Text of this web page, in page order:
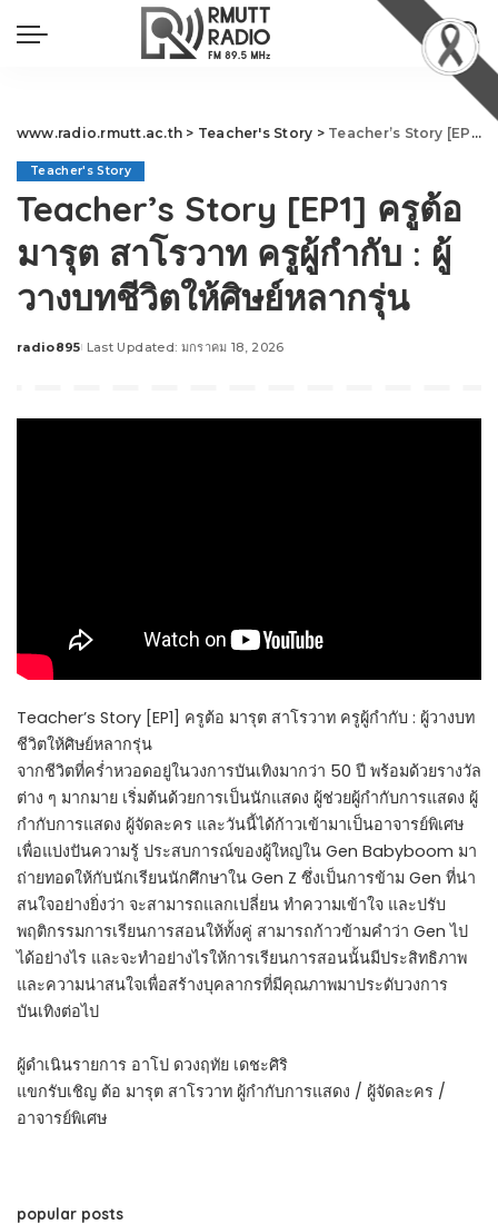
www.radio.rmutt.ac.th > Teacher's Story > Teacher’s Story [EP1] ครูต้อ มารุต สาโรวาท ครูผู้กำกับ : ผู้วางบทชีวิตให้ศิษย์หลากรุ่น
Teacher's Story
Teacher’s Story [EP1] ครูต้อ
มารุต สาโรวาท ครูผู้กำกับ : ผู้
วางบทชีวิตให้ศิษย์หลากรุ่น
Posted
radio895 Last Updated: มกราคม 18, 2026
Teacher’s Story [EP1] ครูต้อ มารุต สาโรวาท ครูผู้กำกับ : ผู้วางบท
ชีวิตให้ศิษย์หลากรุ่น
จากชีวิตที่คร่ำหวอดอยู่ในวงการบันเทิงมากว่า 50 ปี พร้อมด้วยรางวัล
ต่าง ๆ มากมาย เริ่มต้นด้วยการเป็นนักแสดง ผู้ช่วยผู้กำกับการแสดง ผู้
กำกับการแสดง ผู้จัดละคร และวันนี้ได้ก้าวเข้ามาเป็นอาจารย์พิเศษ
เพื่อแบ่งปันความรู้ ประสบการณ์ของผู้ใหญ่ใน Gen Babyboom มา
ถ่ายทอดให้กับนักเรียนนักศึกษาใน Gen Z ซึ่งเป็นการข้าม Gen ที่น่า
สนใจอย่างยิ่งว่า จะสามารถแลกเปลี่ยน ทำความเข้าใจ และปรับ
พฤติกรรมการเรียนการสอนให้ทั้งคู่ สามารถก้าวข้ามคำว่า Gen ไป
ได้อย่างไร และจะทำอย่างไรให้การเรียนการสอนนั้นมีประสิทธิภาพ
และความน่าสนใจเพื่อสร้างบุคลากรที่มีคุณภาพมาประดับวงการ
บันเทิงต่อไป
ผู้ดำเนินรายการ อาโป ดวงฤทัย เดชะศิริ
แขกรับเชิญ ต้อ มารุต สาโรวาท ผู้กำกับการแสดง / ผู้จัดละคร /
อาจารย์พิเศษ
popular posts